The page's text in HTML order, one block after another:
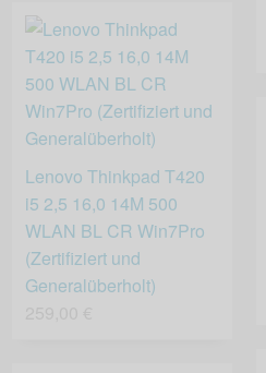
Lenovo Thinkpad T420
i5 2,5 16,0 14M 500
WLAN BL CR Win7Pro
(Zertifiziert und
Generalüberholt)